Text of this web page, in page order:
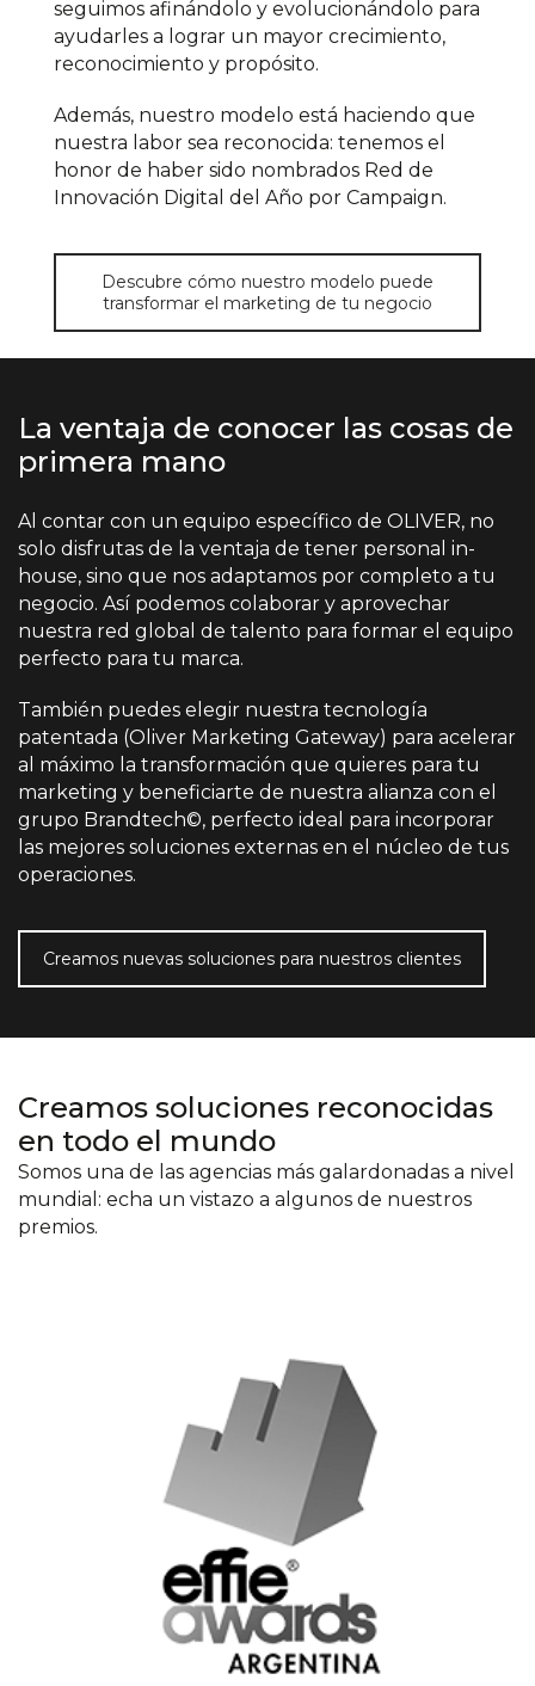
seguimos afinándolo y evolucionándolo para
ayudarles a lograr un mayor crecimiento,
reconocimiento y propósito.
Además, nuestro modelo está haciendo que
nuestra labor sea reconocida: tenemos el
honor de haber sido nombrados Red de
Innovación Digital del Año por Campaign.
Descubre cómo nuestro modelo puede
transformar el marketing de tu negocio
La ventaja de conocer las cosas de
primera mano
Al contar con un equipo específico de OLIVER, no
solo disfrutas de la ventaja de tener personal in-
house, sino que nos adaptamos por completo a tu
negocio. Así podemos colaborar y aprovechar
nuestra red global de talento para formar el equipo
perfecto para tu marca.
También puedes elegir nuestra tecnología
patentada (Oliver Marketing Gateway) para acelerar
al máximo la transformación que quieres para tu
marketing y beneficiarte de nuestra alianza con el
grupo Brandtech©, perfecto ideal para incorporar
las mejores soluciones externas en el núcleo de tus
operaciones.
Creamos nuevas soluciones para nuestros clientes
Creamos soluciones reconocidas
en todo el mundo
Somos una de las agencias más galardonadas a nivel
mundial: echa un vistazo a algunos de nuestros
premios.